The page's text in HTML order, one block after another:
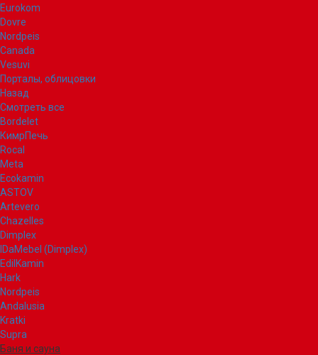
Eurokom
Dovre
Nordpeis
Canada
Vesuvi
Порталы, облицовки
Назад
Смотреть все
Bordelet
КимрПечь
Rocal
Meta
Ecokamin
ASTOV
Artevero
Chazelles
Dimplex
IDaMebel (Dimplex)
EdilKamin
Hark
Nordpeis
Andalusia
Kratki
Supra
Баня и сауна